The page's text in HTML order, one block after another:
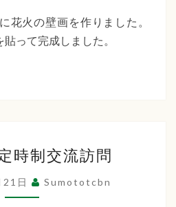
花火の壁画を作りました。
って完成しました。
本
高
校
時制交流訪問
日 Sumototcbn